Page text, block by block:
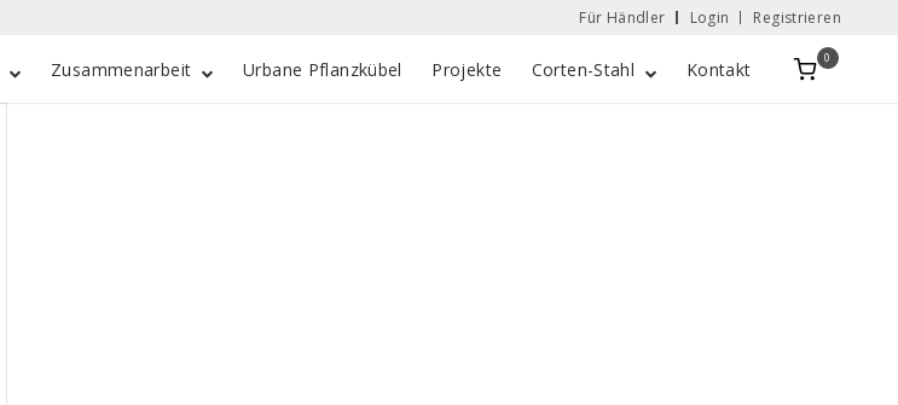
Für Händler Login Registrieren
Zusammenarbeit Urbane Pflanzkübel Projekte Corten-Stahl Kontakt
Zobacz
0